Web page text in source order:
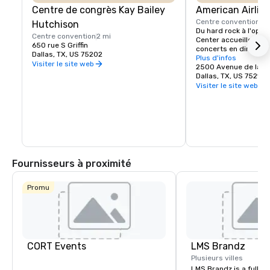
Centre de congrès Kay Bailey
Hutchison
Centre convention2 mi
650 rue S Griffin
Dallas, TX, US 75202
Visiter le site web
American
Centre convention
Du hard rock à
Center accueille
concerts en direct,
Mavericks de la NBA
LNH.
Plus d'infos
2500 Avenue de la
Dallas, TX, US 75219
Visiter le site web
Fournisseurs à proximité
Promu
CORT Events LMS Brandz
Plusieurs villes